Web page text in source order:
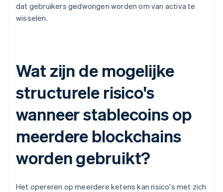
dat gebruikers gedwongen worden om van activa te
wisselen.
Wat zijn de mogelijke
structurele risico's
wanneer stablecoins op
meerdere blockchains
worden gebruikt?
Het opereren op meerdere ketens kan risico's met zich